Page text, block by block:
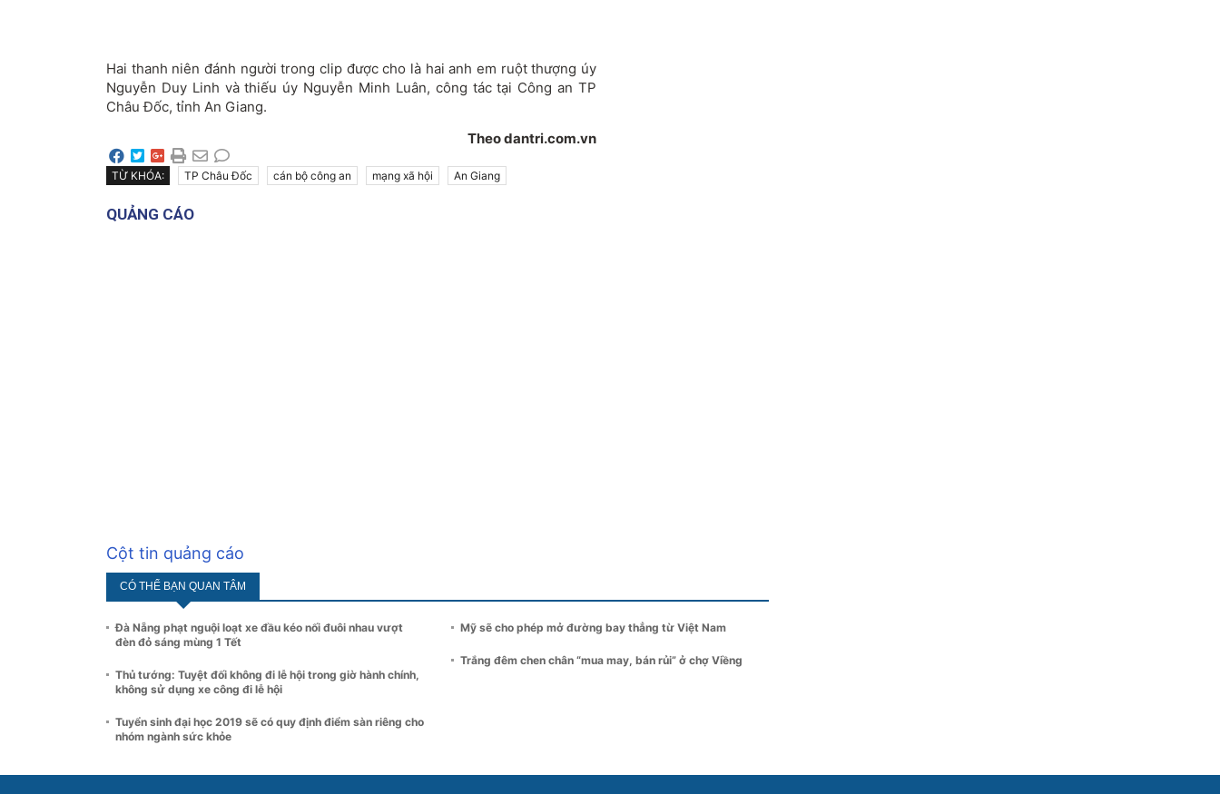
Hai thanh niên đánh người trong clip được cho là hai anh em ruột thượng úy
Nguyễn Duy Linh và thiếu úy Nguyễn Minh Luân, công tác tại Công an TP
Châu Đốc, tỉnh An Giang.
Theo dantri.com.vn
TỪ KHÓA: TP Châu Đốc cán bộ công an mạng xã hội An Giang
QUẢNG CÁO
Cột tin quảng cáo
CÓ THỂ BẠN QUAN TÂM
Đà Nẵng phạt nguội loạt xe đầu kéo nối đuôi nhau vượt
đèn đỏ sáng mùng 1 Tết
Thủ tướng: Tuyệt đối không đi lễ hội trong giờ hành chính,
không sử dụng xe công đi lễ hội
Tuyển sinh đại học 2019 sẽ có quy định điểm sàn riêng cho
nhóm ngành sức khỏe
Mỹ sẽ cho phép mở đường bay thẳng từ Việt Nam
Trắng đêm chen chân “mua may, bán rủi” ở chợ Viềng